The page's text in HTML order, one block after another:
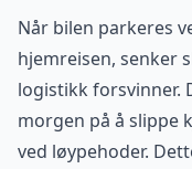
Når bilen parkeres
hjemreisen, senker
logistikk forsvinner.
morgen på å slippe
ved løypehoder.